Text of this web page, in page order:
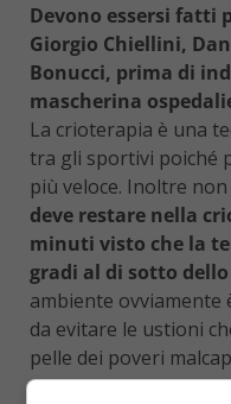
Devono essersi fatti
Giorgio Chiellini,
Bonucci, prima di
mascherina
La crioterapia è una
tra gli sportivi poiché
più veloce. Inoltre
deve restare nella
minuti visto che la
gradi al di sotto dello
ambiente ovviamente
da evitare le ustioni
pelle dei poveri